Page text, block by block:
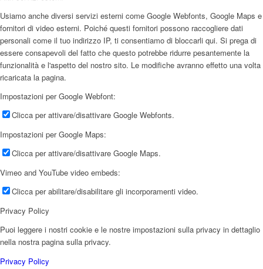
Usiamo anche diversi servizi esterni come Google Webfonts, Google Maps e
fornitori di video esterni. Poiché questi fornitori possono raccogliere dati
personali come il tuo indirizzo IP, ti consentiamo di bloccarli qui. Si prega di
essere consapevoli del fatto che questo potrebbe ridurre pesantemente la
funzionalità e l'aspetto del nostro sito. Le modifiche avranno effetto una volta
ricaricata la pagina.
Impostazioni per Google Webfont:
Clicca per attivare/disattivare Google Webfonts.
Impostazioni per Google Maps:
Clicca per attivare/disattivare Google Maps.
Vimeo and YouTube video embeds:
Clicca per abilitare/disabilitare gli incorporamenti video.
Privacy Policy
Puoi leggere i nostri cookie e le nostre impostazioni sulla privacy in dettaglio
nella nostra pagina sulla privacy.
Privacy Policy